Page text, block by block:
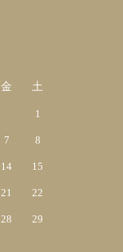
金 土
1
7 8
14 15
21 22
28 29